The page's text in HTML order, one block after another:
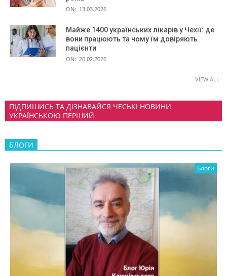
ON: 13.03.2026
Майже 1400 українських лікарів у Чехії: де
вони працюють та чому їм довіряють
пацієнти
ON: 26.02.2026
VIEW ALL
ПІДПИШИСЬ ТА ДІЗНАВАЙСЯ ЧЕСЬКІ НОВИНИ
УКРАЇНСЬКОЮ ПЕРШИЙ
БЛОГИ
Блоги